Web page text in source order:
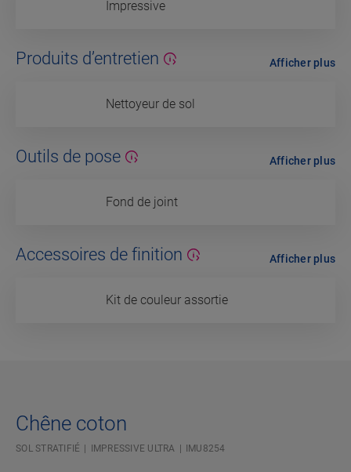
Impressive
Produits d’entretien
Nettoyeur de sol
Afficher plus
Outils de pose
Fond de joint
Afficher plus
Accessoires de finition
Kit de couleur assortie
Afficher plus
Chêne coton
SOL STRATIFIÉ IMPRESSIVE ULTRA IMU8254